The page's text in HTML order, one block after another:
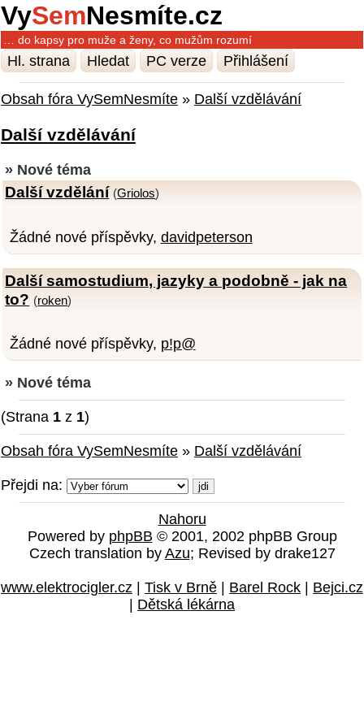
VySemNesmíte.cz
… do kapsy pro muže a ženy, co mužům rozumí
Hl. strana Hledat PC verze Přihlášení
Obsah fóra VySemNesmíte » Další vzdělávání
Další vzdělávání
» Nové téma
Další vzdělání (Griolos)
Žádné nové příspěvky, davidpeterson
Další samostudium, jazyky a podobně - jak na
to? (roken)
Žádné nové příspěvky, p!p@
» Nové téma
(Strana 1 z 1)
Obsah fóra VySemNesmíte » Další vzdělávání
Přejdi na:
Nahoru
Powered by phpBB © 2001, 2002 phpBB Group
Czech translation by Azu; Revised by drake127
www.elektrocigler.cz Tisk v Brně Barel Rock
Bejci.cz
Dětská lékárna